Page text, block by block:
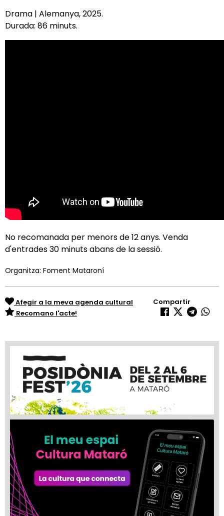
Drama | Alemanya, 2025.
Durada: 86 minuts.
No recomanada per menors de 12 anys. Venda
d'entrades 30 minuts abans de la sessió.
Organitza: Foment Mataroní
Afegir a la meva agenda cultural
Recomano l'acte!
Compartir